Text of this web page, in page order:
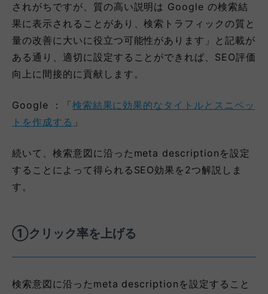
されがちですが、質の高い説明は Google の検索結
果に表示されることがあり、検索トラフィックの質と
量の改善に大いに役立つ可能性があります」と記載が
ある通り、適切に設定することができれば、SEO評価
向上に間接的に貢献します。
Google ：「検索結果に効果的なタイトルとスニペッ
トを作成する 」
続いて、検索意図に沿ったmeta descriptionを設定
することによって得られるSEO効果を2つ解説しま
す。
①クリック率を上げる
検索意図に沿ったmeta descriptionを設定すること